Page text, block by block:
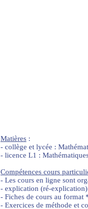
Matières :
- collège et lycée :
- licence L1 :
Compétences cours
- Les cours en ligne sont
- explication (ré-
- Fiches de cours au format
- Exercices de méthode et